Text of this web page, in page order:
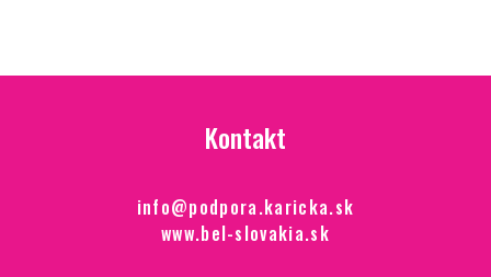
Kontakt
info@podpora.karicka.sk
www.bel-slovakia.sk